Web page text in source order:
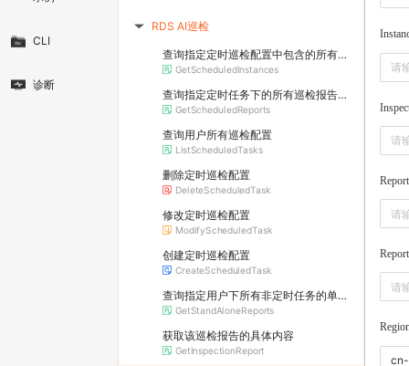
CLI
诊断
▶ RDS AI巡检
查询指定定时巡检配置中包含的所有实例ID列表。
GetScheduledInstances
查询指定定时任务下的所有巡检报告列表
GetScheduledReports
查询用户所有巡检配置
ListScheduledTasks
删除定时巡检配置
DeleteScheduledTask
修改定时巡检配置
ModifyScheduledTask
创建定时巡检配置
CreateScheduledTask
查询指定用户下所有非定时任务的单独巡检报告列表
GetStandAloneReports
获取该巡检报告的具体内容
GetInspectionReport